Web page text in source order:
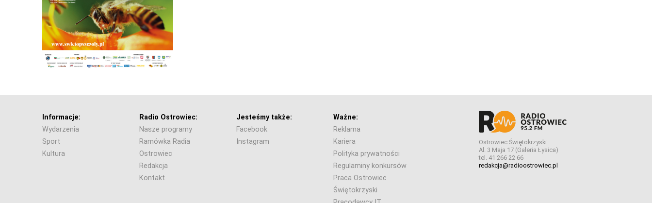
Informacje:
Wydarzenia
Sport
Kultura
Radio Ostrowiec:
Nasze programy
Ramówka Radia
Ostrowiec
Redakcja
Kontakt
Jesteśmy także:
Facebook
Instagram
Ważne:
Reklama
Kariera
Polityka prywatności
Regulaminy konkursów
Praca Ostrowiec
Świętokrzyski
Ostrowiec Świętokrzyski
Al. 3 Maja 17 (Galeria Łysica)
tel. 41 266 22 66
redakcja@radioostrowiec.pl